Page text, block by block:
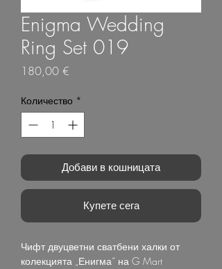
Enigma Wedding
Ring Set 019
180,00 €
Количество *
Добави в кошницата
Купете сега
Чифт двуцветни сватбени халки от
колекцията „Енигма“ на G Mart